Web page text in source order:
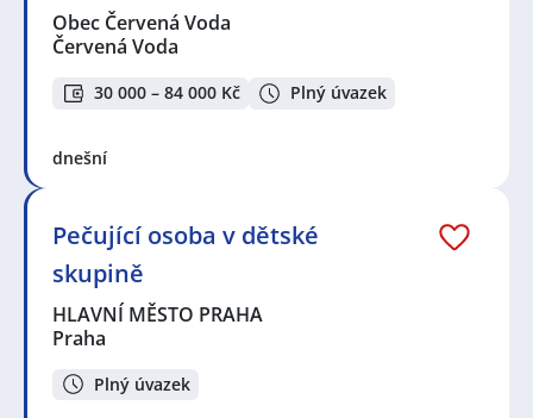
Obec Červená Voda
Červená Voda
30 000 – 84 000 Kč Plný úvazek
dnešní
Pečující osoba v dětské
skupině
HLAVNÍ MĚSTO PRAHA
Praha
Plný úvazek